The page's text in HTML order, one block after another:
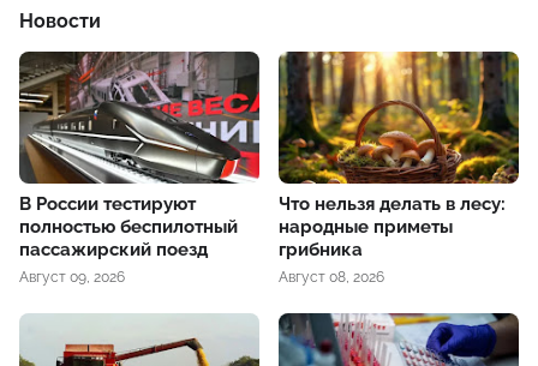
Новости
В России тестируют
полностью беспилотный
пассажирский поезд
Август 09, 2026
Что нельзя делать в лесу:
народные приметы
грибника
Август 08, 2026